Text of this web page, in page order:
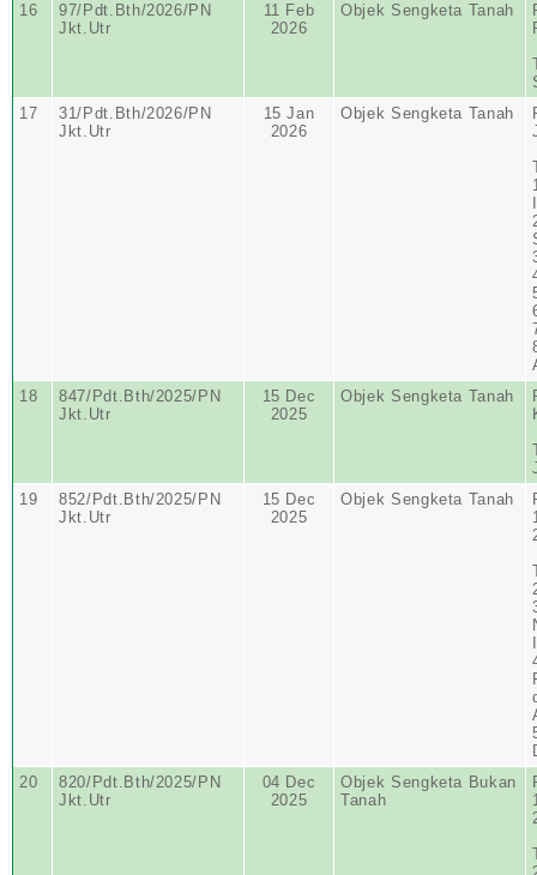
16
97/Pdt.Bth/2026/PN
Jkt.Utr
11 Feb
2026
Objek Sengketa Tanah
17
31/Pdt.Bth/2026/PN
Jkt.Utr
15 Jan
2026
Objek Sengketa Tanah
18
847/Pdt.Bth/2025/PN
Jkt.Utr
15 Dec
2025
Objek Sengketa Tanah
19
852/Pdt.Bth/2025/PN
Jkt.Utr
15 Dec
2025
Objek Sengketa Tanah
20
820/Pdt.Bth/2025/PN
Jkt.Utr
04 Dec
2025
Objek Sengketa Bukan
Tanah